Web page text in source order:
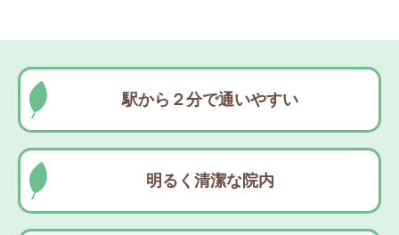
駅から２分で通いやすい
明るく清潔な院内